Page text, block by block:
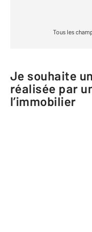
Tous les
Je souhaite
réalisée par
l’immobilier